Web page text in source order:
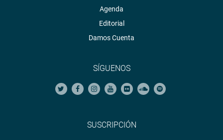
Agenda
Editorial
Damos Cuenta
SÍGUENOS
SUSCRIPCIÓN